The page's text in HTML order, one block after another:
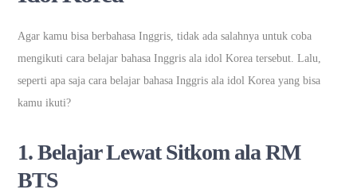
Agar kamu bisa berbahasa Inggris, tidak ada salahnya untuk coba
mengikuti cara belajar bahasa Inggris ala idol Korea tersebut. Lalu,
seperti apa saja cara belajar bahasa Inggris ala idol Korea yang bisa
kamu ikuti?
1. Belajar Lewat Sitkom ala RM
BTS